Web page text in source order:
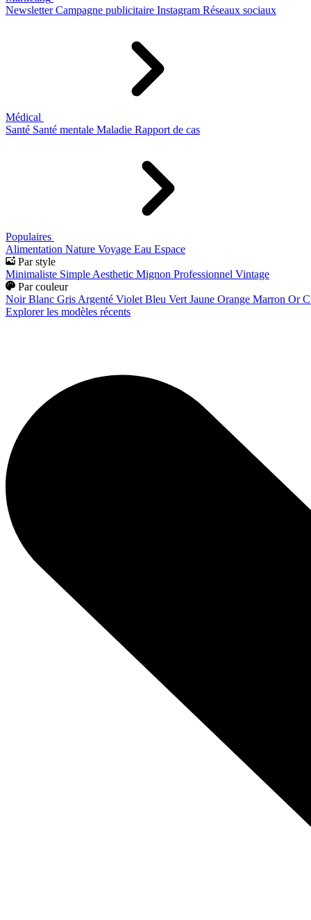
Newsletter Campagne publicitaire Instagram Réseaux sociaux
Médical
Santé Santé mentale Maladie Rapport de cas
Populaires
Alimentation Nature Voyage Eau Espace
Par style
Minimaliste Simple Aesthetic Mignon Professionnel Vintage
Par couleur
Noir Blanc Gris Argenté Violet Bleu Vert Jaune Orange Marron Or
Explorer les modèles récents